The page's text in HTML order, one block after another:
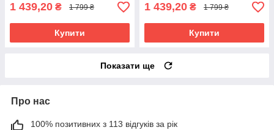
1 439,20 ₴ 1 799 ₴
Купити
1 439,20 ₴ 1 799 ₴
Купити
Показати ще
Про нас
100% позитивних з 113 відгуків за рік